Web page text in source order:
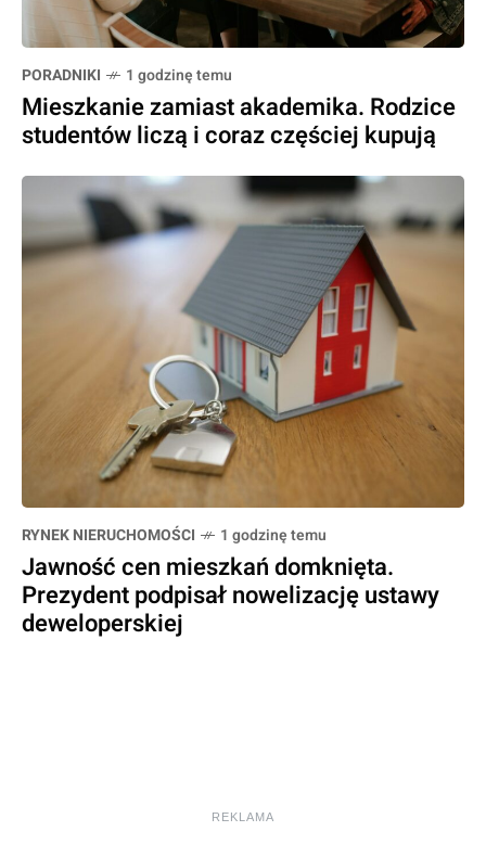
PORADNIKI 1 godzinę temu
Mieszkanie zamiast akademika. Rodzice
studentów liczą i coraz częściej kupują
RYNEK NIERUCHOMOŚCI 1 godzinę temu
Jawność cen mieszkań domknięta.
Prezydent podpisał nowelizację ustawy
deweloperskiej
REKLAMA